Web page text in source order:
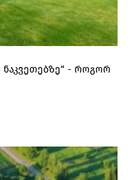
ნაკვეთებზე“ - როგორ